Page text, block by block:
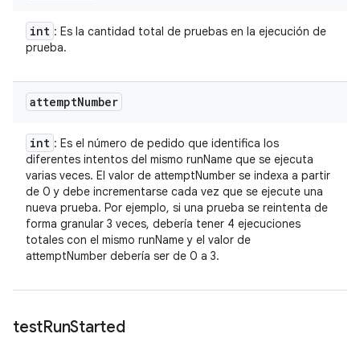
int : Es la cantidad total de pruebas en la ejecución de
prueba.
attemptNumber
int : Es el número de pedido que identifica los
diferentes intentos del mismo runName que se ejecuta
varias veces. El valor de attemptNumber se indexa a partir
de 0 y debe incrementarse cada vez que se ejecute una
nueva prueba. Por ejemplo, si una prueba se reintenta de
forma granular 3 veces, debería tener 4 ejecuciones
totales con el mismo runName y el valor de
attemptNumber debería ser de 0 a 3.
testRunStarted